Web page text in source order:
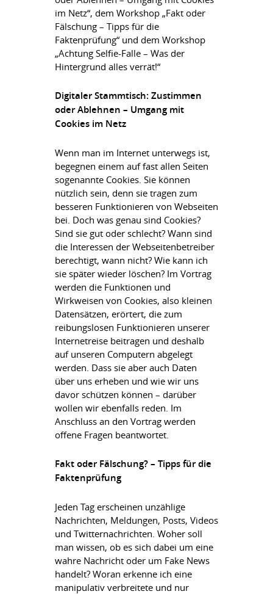
im Netz“, dem Workshop „Fakt oder
Fälschung – Tipps für die
Faktenprüfung“ und dem Workshop
„Achtung Selfie-Falle – Was der
Hintergrund alles verrät!“
Digitaler Stammtisch: Zustimmen
oder Ablehnen – Umgang mit
Cookies im Netz
Wenn man im Internet unterwegs ist,
begegnen einem auf fast allen Seiten
sogenannte Cookies. Sie können
nützlich sein, denn sie tragen zum
besseren Funktionieren von Webseiten
bei. Doch was genau sind Cookies?
Sind sie gut oder schlecht? Wann sind
die Interessen der Webseitenbetreiber
berechtigt, wann nicht? Wie kann ich
sie später wieder löschen? Im Vortrag
werden die Funktionen und
Wirkweisen von Cookies, also kleinen
Datensätzen, erörtert, die zum
reibungslosen Funktionieren unserer
Internetreise beitragen und deshalb
auf unseren Computern abgelegt
werden. Dass sie aber auch Daten
über uns erheben und wie wir uns
davor schützen können – darüber
wollen wir ebenfalls reden. Im
Anschluss an den Vortrag werden
offene Fragen beantwortet.
Fakt oder Fälschung? – Tipps für die
Faktenprüfung
Jeden Tag erscheinen unzählige
Nachrichten, Meldungen, Posts, Videos
und Twitternachrichten. Woher soll
man wissen, ob es sich dabei um eine
wahre Nachricht oder um Fake News
handelt? Woran erkenne ich eine
manipulativ verbreitete und nur